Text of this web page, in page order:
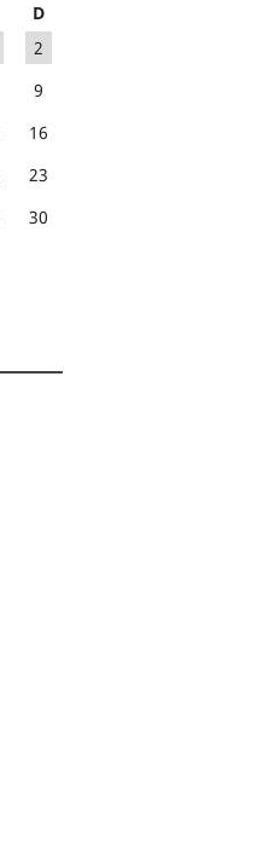
D
2
9
16
23
30